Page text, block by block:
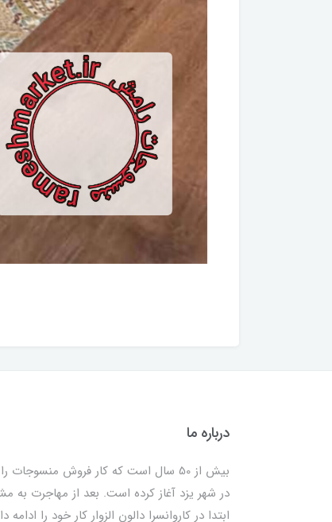
درباره ما
بیش از 50 سال است که کار فروش منسوجات
در شهر یزد آغاز کرده است. بعد از مهاجرت به
ابتدا در کاروانسرا دالون الزوار کار خود را ادامه